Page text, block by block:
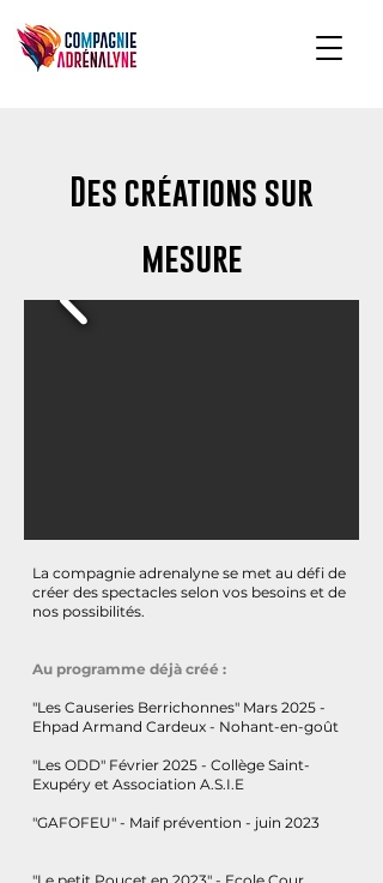
Des créations sur
mesure
La compagnie adrenalyne se met au défi de
créer des spectacles selon vos besoins et de
nos possibilités.
Au programme déjà créé :
"Les Causeries Berrichonnes" Mars 2025 -
Ehpad Armand Cardeux - Nohant-en-goût
"Les ODD" Février 2025 - Collège Saint-
Exupéry et Association A.S.I.E
"GAFOFEU" - Maif prévention - juin 2023